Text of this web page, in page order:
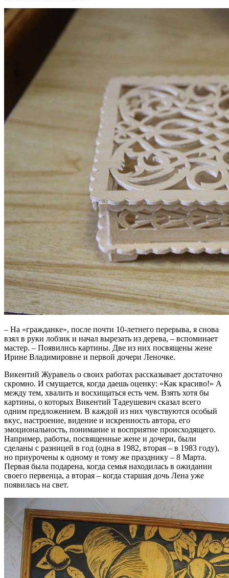
– На «гражданке», после почти 10-летнего перерыва, я снова
взял в руки лобзик и начал вырезать из дерева, – вспоминает
мастер. – Появились картины. Две из них посвящены жене
Ирине Владимировне и первой дочери Леночке.
Викентий Журавель о своих работах рассказывает достаточно
скромно. И смущается, когда даешь оценку: «Как красиво!» А
между тем, хвалить и восхищаться есть чем. Взять хотя бы
картины, о которых Викентий Тадеушевич сказал всего
одним предложением. В каждой из них чувствуются особый
вкус, настроение, видение и искренность автора, его
эмоциональность, понимание и восприятие происходящего.
Например, работы, посвященные жене и дочери, были
сделаны с разницей в год (одна в 1982, вторая – в 1983 году),
но приурочены к одному и тому же празднику – 8 Марта.
Первая была подарена, когда семья находилась в ожидании
своего первенца, а вторая – когда старшая дочь Лена уже
появилась на свет.